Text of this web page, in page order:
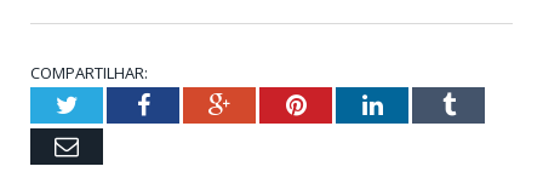
COMPARTILHAR:
TwitterFacebookGoogle+PinterestLinkedInTumblr
Email